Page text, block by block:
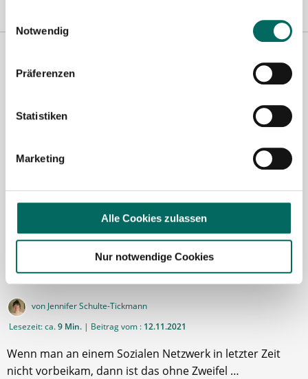
Notwendig
Präferenzen
Statistiken
Marketing
Alle Cookies zulassen
Nur notwendige Cookies
Mit dem Apothekenalltag auf TikTok viral gehen: Leons
Video schaffen das
von Jennifer Schulte-Tickmann
Lesezeit: ca.9 Min. | Beitrag vom : 12.11.2021
Wenn man an einem Sozialen Netzwerk in letzter Zeit
nicht vorbeikam, dann ist das ohne Zweifel …